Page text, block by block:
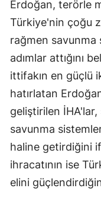
Erdoğan, terörle
Türkiye'nin çoğu
rağmen
adımlar attığını
ittifakın en güçlü
hatırlatan
geliştirilen
savunma
haline getirdiğini
ihracatının ise
elini